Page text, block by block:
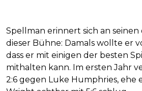
Spellman erinnert sich an
dieser Bühne: Damals wollte er
dass er mit einigen der besten
mithalten kann. Im ersten Jahr
2:6 gegen Luke Humphries, ehe